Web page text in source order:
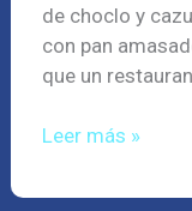
de choclo y
con pan
que un
Leer más »